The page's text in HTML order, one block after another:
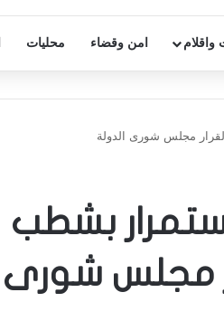
واقلام امن وقضاء محليات
151 هو استمرار بشطب
مجلس شورى